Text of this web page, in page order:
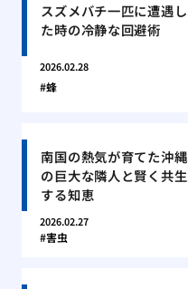
スズメバチ一匹に遭遇し
た時の冷静な回避術
2026.02.28
蜂
南国の熱気が育てた沖縄
の巨大な隣人と賢く共生
する知恵
2026.02.27
害虫